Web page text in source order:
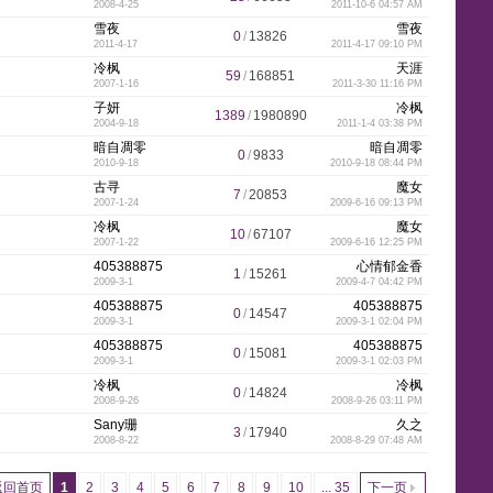
2008-4-25 2011-10-6 04:57 AM
雪夜
2011-4-17
0/ 13826 雪夜
2011-4-17 09:10 PM
冷枫
2007-1-16
59 / 168851 天涯
2011-3-30 11:16 PM
子妍
2004-9-18
1389 / 1980890 冷枫
2011-1-4 03:38 PM
暗自凋零
2010-9-18
0/9833 暗自凋零
2010-9-18 08:44 PM
古寻
2007-1-24
7 /20853 魔女
2009-6-16 09:13 PM
冷枫
2007-1-22
10/67107 魔女
2009-6-16 12:25 PM
405388875
2009-3-1
1 / 15261 心情郁金香
2009-4-7 04:42 PM
405388875
2009-3-1
0/ 14547 405388875
2009-3-1 02:04 PM
405388875
2009-3-1
0/ 15081 405388875
2009-3-1 02:03 PM
冷枫
2008-9-26
0/ 14824 冷枫
2008-9-26 03:11 PM
Sany珊
2008-8-22
3 / 17940 久之
2008-8-29 07:48 AM
1 2 3 4 5 6 7 8 9 10 ... 35 下一页
回首页